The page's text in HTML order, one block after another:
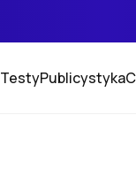
TestyPublicystyka